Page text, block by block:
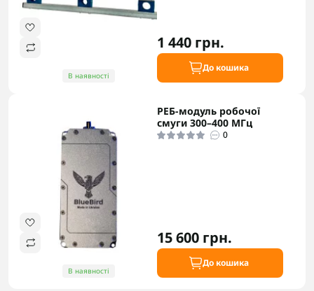
В наявності
1 440 грн.
До кошика
В наявності
РЕБ-модуль робочої
смуги 300–400 МГц
0
15 600 грн.
До кошика